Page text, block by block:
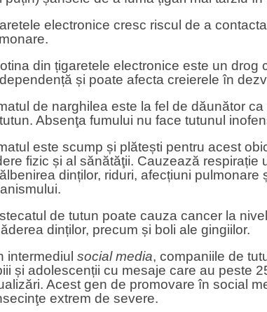
electronice cresc riscul de a
din țigaretele electronice este un drog
și poate afecta creierele în
de narghilea este la fel de dăunător
Absenţa fumului nu face tutunul
este scump și plătești pentru acest
fizic și al sănătăţii. Cauzează respirație
dinților, riduri, afecțiuni pulmonare
de tutun poate cauza cancer la
dinților, precum și boli ale gingiilor.
intermediul social media, companiile de
și adolescenții cu mesaje care au peste
Acest gen de promovare în social
extrem de severe.